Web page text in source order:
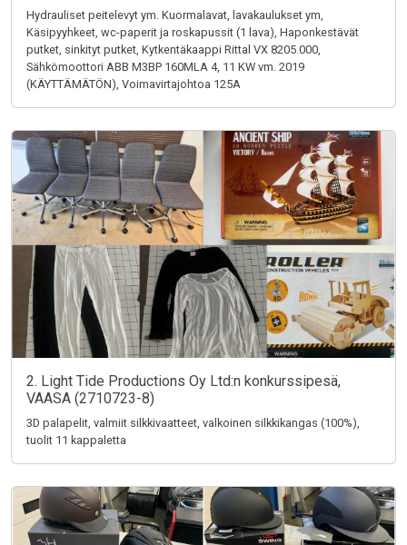
Hydrauliset peitelevyt ym. Kuormalavat, lavakaulukset ym,
Käsipyyhkeet, wc-paperit ja roskapussit (1 lava), Haponkestävät
putket, sinkityt putket, Kytkentäkaappi Rittal VX 8205.000,
Sähkömoottori ABB M3BP 160MLA 4, 11 KW vm. 2019
(KÄYTTÄMÄTÖN), Voimavirtajohtoa 125A
2. Light Tide Productions Oy Ltd:n konkurssipesä,
VAASA (2710723-8)
3D palapelit, valmiit silkkivaatteet, valkoinen silkkikangas (100%),
tuolit 11 kappaletta